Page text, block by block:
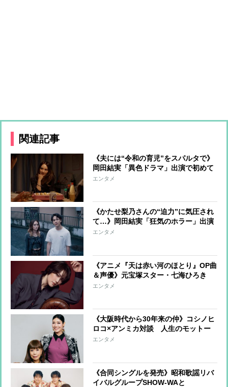
関連記事
《夫には“令和の育児”をスパルタで》
岡田結実「異色ドラマ」出演で初めて
明かした「育児の哲学」【インタビュ
エンタメ
《かたせ梨乃さんの“迫力”に気圧され
て…》岡田結実「狂気のホラー」出演
で見えた「理想の女性像」【インタビ
エンタメ
《アニメ『天は赤い河のほとり』OP曲
＆声優》元宝塚スター・七海ひろき
「きっと主人公のユーリの生き方に感
エンタメ
《大阪時代から30年来の仲》コシノヒ
ロコ×アンミカ対談 人生のモットー
は「やりたいことしかやらない、やり
エンタメ
《合同シングルを発売》昭和歌謡リバ
イバルグループSHOW-WAと